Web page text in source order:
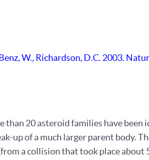
W., Richardson, D.C. 2003.
than 20 asteroid families have
up of a much larger parent body.
a collision that took place about